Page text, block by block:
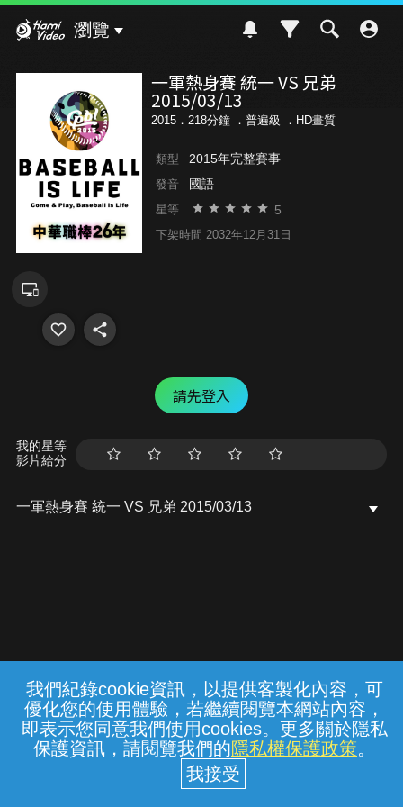
我們紀錄cookie資訊，以提供客製化內容，可
優化您的使用體驗，若繼續閱覽本網站內容，
即表示您同意我們使用cookies。更多關於隱私
保護資訊，請閱覽我們的隱私權保護政策。
瀏覽
一軍熱身賽 統一 VS 兄弟
2015/03/13
2015．218分鐘 ． 普遍級 ．HD畫質
類型 2015年完整賽事
發音 國語
星等 5
下架時間 2032年12月31日
請先登入
我的星等
影片給分
一軍熱身賽 統一 VS 兄弟 2015/03/13
常見問題 線上客服 服務條款 隱私權保護
中華電信股份有限公司個人家庭分公司
(統一編號：96979949) © 2026
{{notifyMsg}}